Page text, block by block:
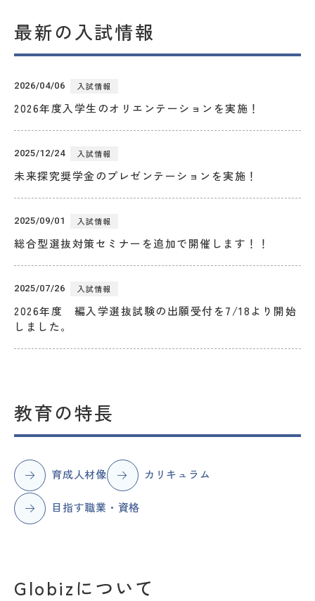
最新の入試情報
2026/04/06 入試情報
2026年度入学生のオリエンテーションを実施！
2025/12/24 入試情報
未来探究奨学金のプレゼンテーションを実施！
2025/09/01 入試情報
総合型選抜対策セミナーを追加で開催します！！
2025/07/26 入試情報
2026年度 編入学選抜試験の出願受付を7/18より開始
しました。
教育の特長
育成人材像 カリキュラム
目指す職業・資格
Globizについて